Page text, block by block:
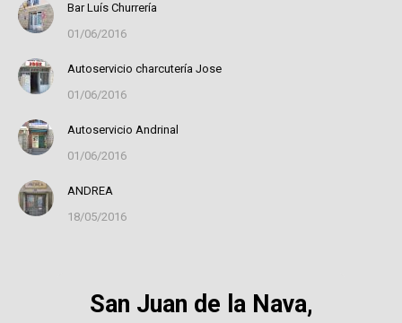
Bar Luís Churrería
01/06/2016
Autoservicio charcutería Jose
01/06/2016
Autoservicio Andrinal
01/06/2016
ANDREA
18/05/2016
San Juan de la Nava,